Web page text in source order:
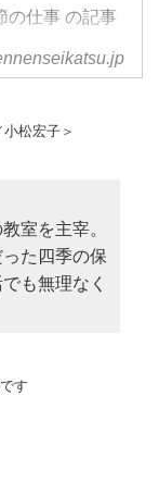
の仕事 の記事
松宏子＞
室を主宰。
た四季の保
も無理なく
す